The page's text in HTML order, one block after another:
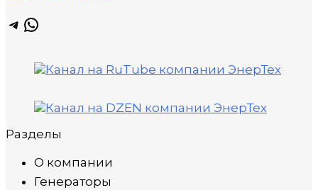
Telegram
WhatsApp
Разделы
О компании
Генераторы